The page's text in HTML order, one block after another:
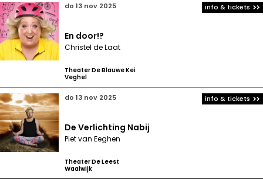
do 13 nov 2025
En door!?
Christel de Laat
Theater De Blauwe Kei
Veghel
info & tickets
do 13 nov 2025
De Verlichting Nabij
Piet van Eeghen
Theater De Leest
Waalwijk
info & tickets